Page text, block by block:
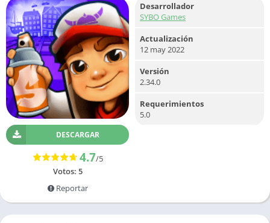
DESCARGAR
4.7/5
Votos: 5
Reportar
Desarrollador
SYBO Games
Actualización
12 may 2022
Versión
2.34.0
Requerimientos
5.0